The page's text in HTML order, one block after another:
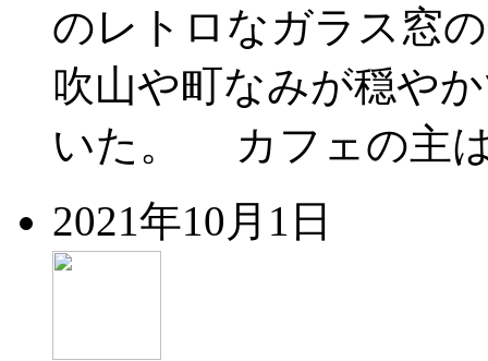
のレトロなガラス窓
吹山や町なみが穏や
いた。 カフェの主
2021年10月1日